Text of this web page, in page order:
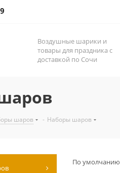
Воздушные шарики и
товары для праздника с
доставкой по Сочи
шаров - Наборы шаров
По умолчанию